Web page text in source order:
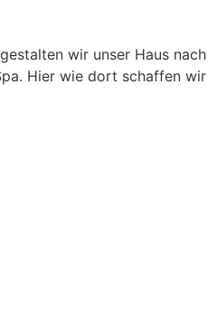
wir unser Haus nach
Hier wie dort schaffen wir